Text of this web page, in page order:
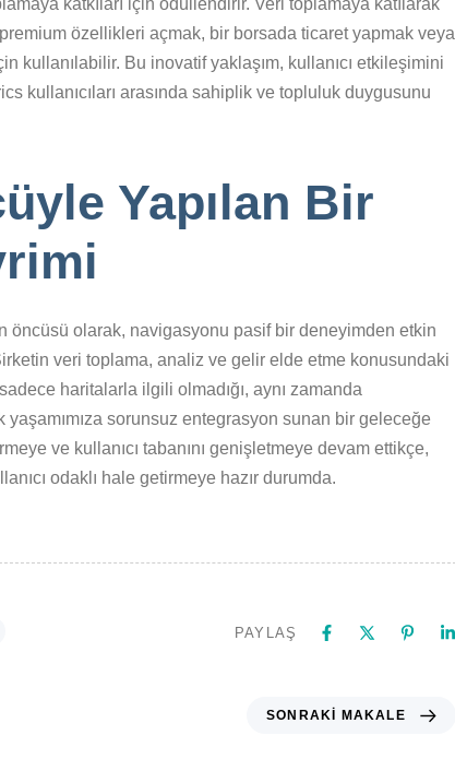
katkıları için ödüllendirir. Veri toplamaya katılarak
özellikleri açmak, bir borsada ticaret yapmak veya
kullanılabilir. Bu inovatif yaklaşım, kullanıcı etkileşimini
kullanıcıları arasında sahiplik ve topluluk duygusunu
Yapılan Bir
öncüsü olarak, navigasyonu pasif bir deneyimden etkin
veri toplama, analiz ve gelir elde etme konusundaki
haritalarla ilgili olmadığı, aynı zamanda
sorunsuz entegrasyon sunan bir geleceğe
ve kullanıcı tabanını genişletmeye devam ettikçe,
odaklı hale getirmeye hazır durumda.
PAYLAŞ
SONRAKI MAKALE